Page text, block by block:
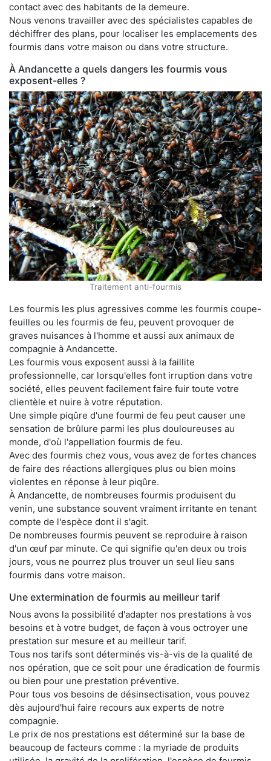
contact avec des habitants de la demeure.
Nous venons travailler avec des spécialistes capables de
déchiffrer des plans, pour localiser les emplacements des
fourmis dans votre maison ou dans votre structure.
À Andancette a quels dangers les fourmis vous
exposent-elles ?
Traitement anti-fourmis
Les fourmis les plus agressives comme les fourmis coupe-
feuilles ou les fourmis de feu, peuvent provoquer de
graves nuisances à l'homme et aussi aux animaux de
compagnie à Andancette.
Les fourmis vous exposent aussi à la faillite
professionnelle, car lorsqu'elles font irruption dans votre
société, elles peuvent facilement faire fuir toute votre
clientèle et nuire à votre réputation.
Une simple piqûre d'une fourmi de feu peut causer une
sensation de brûlure parmi les plus douloureuses au
monde, d'où l'appellation fourmis de feu.
Avec des fourmis chez vous, vous avez de fortes chances
de faire des réactions allergiques plus ou bien moins
violentes en réponse à leur piqûre.
À Andancette, de nombreuses fourmis produisent du
venin, une substance souvent vraiment irritante en tenant
compte de l'espèce dont il s'agit.
De nombreuses fourmis peuvent se reproduire à raison
d'un œuf par minute. Ce qui signifie qu'en deux ou trois
jours, vous ne pourrez plus trouver un seul lieu sans
fourmis dans votre maison.
Une extermination de fourmis au meilleur tarif
Nous avons la possibilité d'adapter nos prestations à vos
besoins et à votre budget, de façon à vous octroyer une
prestation sur mesure et au meilleur tarif.
Tous nos tarifs sont déterminés vis-à-vis de la qualité de
nos opération, que ce soit pour une éradication de fourmis
ou bien pour une prestation préventive.
Pour tous vos besoins de désinsectisation, vous pouvez
dès aujourd'hui faire recours aux experts de notre
compagnie.
Le prix de nos prestations est déterminé sur la base de
beaucoup de facteurs comme : la myriade de produits